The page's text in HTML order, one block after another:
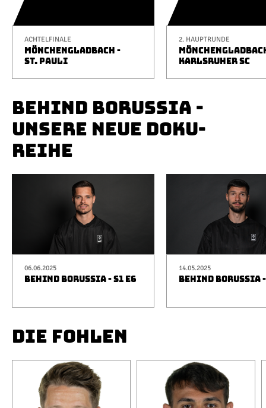
ACHTELFINALE
MÖNCHENGLADBACH -
ST. PAULI
2. HAUPTRUNDE
KARLSRUHER SC
BEHIND BORUSSIA -
UNSERE NEUE DOKU-
REIHE
06.06.2025
BEHIND BORUSSIA - S1 E6
14.05.2025
BEHIND BORUSSIA
DIE FOHLEN